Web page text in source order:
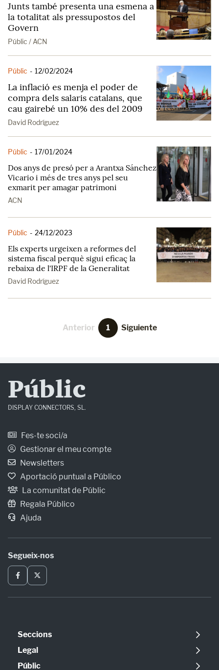
Junts també presenta una esmena a
la totalitat als pressupostos del
Govern
Públic / ACN
Públic - 12/02/2024
La inflació es menja el poder de
compra dels salaris catalans, que
cau gairebé un 10% des del 2009
David Rodríguez
Públic - 17/01/2024
Dos anys de presó per a Arantxa Sánchez
Vicario i més de tres anys pel seu
exmarit per amagar patrimoni
ACN
Públic - 24/12/2023
Els experts urgeixen a reformes del
sistema fiscal perquè sigui eficaç la
rebaixa de l'IRPF de la Generalitat
David Rodríguez
Anterior 1 Siguiente
Públic
DISPLAY CONNECTORS, SL.
Fes-te soci/a
Gestionar el meu compte
Newsletters
Aportació puntual a Público
La comunitat de Públic
Regala Público
Ajuda
Segueix-nos
Seccions
Política
Opinió
Legal
Avís legal
Públic